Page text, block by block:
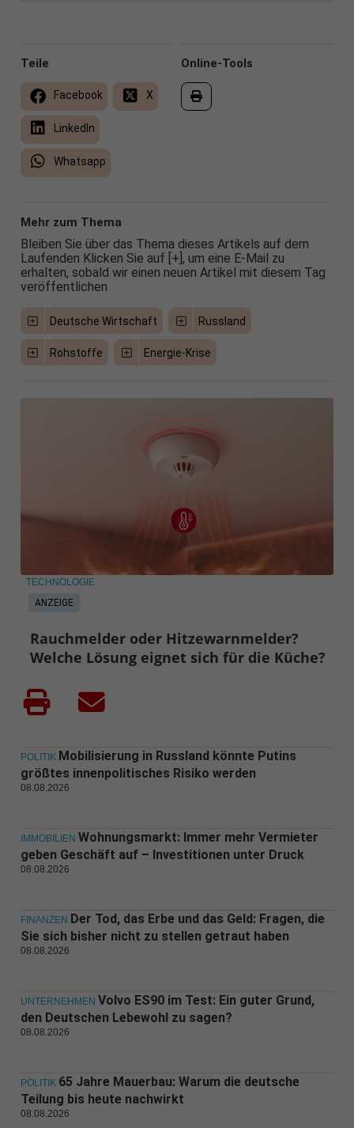
Online-Tools
Teile
Facebook X
LinkedIn
Whatsapp
Mehr zum Thema
Bleiben Sie über das Thema dieses Artikels auf dem
Laufenden Klicken Sie auf [+], um eine E-Mail zu
erhalten, sobald wir einen neuen Artikel mit diesem Tag
veröffentlichen
Deutsche Wirtschaft Russland
Rohstoffe Energie-Krise
ANZEIGE
TECHNOLOGIE
Rauchmelder oder Hitzewarnmelder?
Welche Lösung eignet sich für die Küche?
POLITIK Mobilisierung in Russland könnte Putins
größtes innenpolitisches Risiko werden
08.08.2026
IMMOBILIEN Wohnungsmarkt: Immer mehr Vermieter
geben Geschäft auf – Investitionen unter Druck
08.08.2026
FINANZEN Der Tod, das Erbe und das Geld: Fragen, die
Sie sich bisher nicht zu stellen getraut haben
08.08.2026
UNTERNEHMEN Volvo ES90 im Test: Ein guter Grund,
den Deutschen Lebewohl zu sagen?
08.08.2026
POLITIK 65 Jahre Mauerbau: Warum die deutsche
Teilung bis heute nachwirkt
08.08.2026